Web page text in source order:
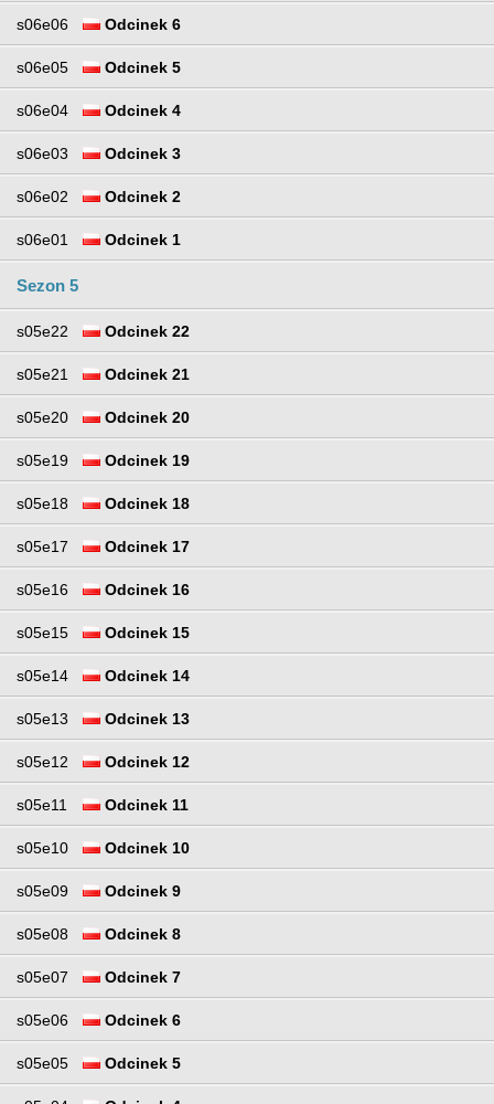
s06e06 Odcinek 6
s06e05 Odcinek 5
s06e04 Odcinek 4
s06e03 Odcinek 3
s06e02 Odcinek 2
s06e01 Odcinek 1
Sezon 5
s05e22 Odcinek 22
s05e21 Odcinek 21
s05e20 Odcinek 20
s05e19 Odcinek 19
s05e18 Odcinek 18
s05e17 Odcinek 17
s05e16 Odcinek 16
s05e15 Odcinek 15
s05e14 Odcinek 14
s05e13 Odcinek 13
s05e12 Odcinek 12
s05e11 Odcinek 11
s05e10 Odcinek 10
s05e09 Odcinek 9
s05e08 Odcinek 8
s05e07 Odcinek 7
s05e06 Odcinek 6
s05e05 Odcinek 5